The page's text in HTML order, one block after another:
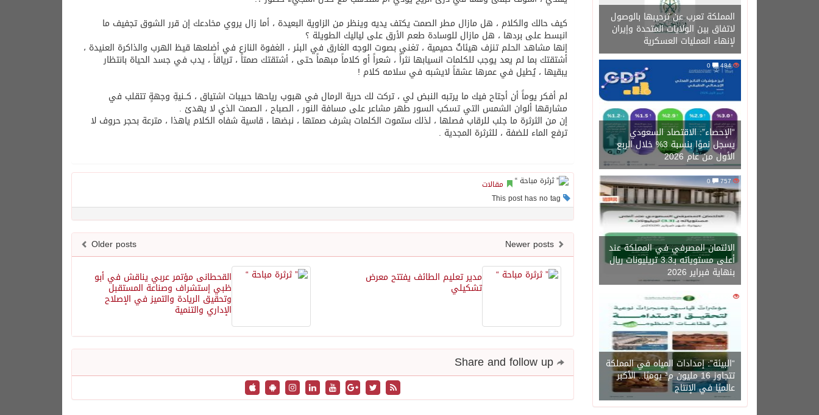
المملكة تعرب عن ترحيبها بالوصول
لاتفاق بين الولايات المتحدة وإيران
لإنهاء العمليات العسكرية
484
“الإحصاء”: الاقتصاد السعودي
يسجل نموًا بنسبة 3% خلال الربع
الأول من عام 2026
757
0
الائتمان المصرفي في المملكة عند
أعلى مستوياته بـ3.3 تريليونات ريال
بنهاية فبراير 2026
1450
“البيئة”: إمدادات المياه في المملكة
تتجاوز 16 مليون م³ يوميًا.. الأكبر
عالميًا في الإنتاج
‏كيف حالك والكلام ، هل مازال مطر الصمت يكتف يديه وينظر من الزاوية البعيدة ، أما زال يروي مخادعك إن قرر الشوق تجفيف ما
انبسط على بردها ، هل مازال للوسادة طعم الأرق على لياليك الطويلة ؟
‏إنها مشاهد الحلم تنزف هيئاتٌ حميمية ، تغني بصوت الوجه الغارق في البئر ، الغفوة النازع في أضلعها قيظ الهرب والذاكرة العنيدة ،
أشتقتك بما لم يعد يوجب للكلمات انسيابها نثراً ، شعراً أو كلاماً مبهماً حتى ، أشتقتك صمتاً ، ترياقاً ، يدب في جسد الحياة بانتظار
يبقيها ، يُطيل في عمرها عشقاً لايشبه في سلامه كلام !
‏لم أفكر يوماً أن أجتاح فيك ما يرتبه النبض لي ، تركت لك حرية الرمال في هبوب رياحها حبيبات اشتياق ، كــنيةِ وجهةٍ تتقلب في
مشارقها ألوان الشمس التي تسكب السور طهر مشاعر على مسافة النور ، الصباح ، الصمت الذي لا يهدئ .
‏إن من الثرثرة ما جلب للرقاب فصلها ، لذلك ستموت الكلمات بشرف صمتها ، نبضها ، قاسية شفاه الكلام ياهذا ، مترعة بحجر حروف لا
ترفع الماء للضفة ، للثرثرة المجدية .
مقالات
Older posts
القحطانى مؤتمر عربي يناقش في أبو
ظبي إستشراف وصناعة المستقبل
وتحقيق الريادة والتميز في الإصلاح
الإداري والتنمية
مدير تعليم الطائف يفتتح معرض
تشكيلي